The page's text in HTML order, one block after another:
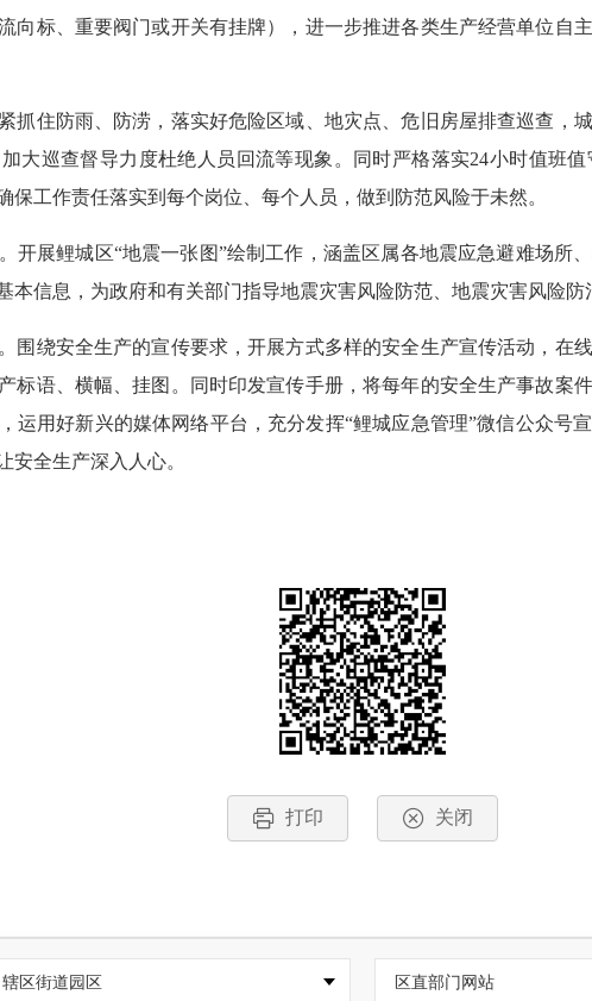
向标、重要阀门或开关有挂牌），进一步推进各类生产经营单位自
抓住防雨、防涝，落实好危险区域、地灾点、危旧房屋排查巡查，
大巡查督导力度杜绝人员回流等现象。同时严格落实24小时值班
保工作责任落实到每个岗位、每个人员，做到防范风险于未然。
开展鲤城区“地震一张图”绘制工作，涵盖区属各地震应急避难场所
本信息，为政府和有关部门指导地震灾害风险防范、地震灾害风险防
围绕安全生产的宣传要求，开展方式多样的安全生产宣传活动，在
标语、横幅、挂图。同时印发宣传手册，将每年的安全生产事故案
运用好新兴的媒体网络平台，充分发挥“鲤城应急管理”微信公众号
安全生产深入人心。
打印 关闭
辖区街道园区 区直部门网站